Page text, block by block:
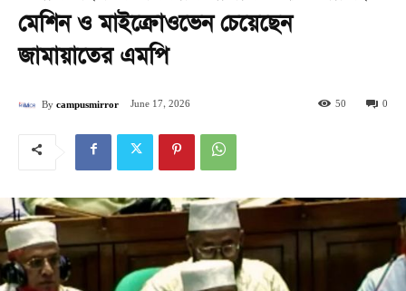
মেশিন ও মাইক্রোওভেন চেয়েছেন
জামায়াতের এমপি
By campusmirror June 17, 2026 0
50